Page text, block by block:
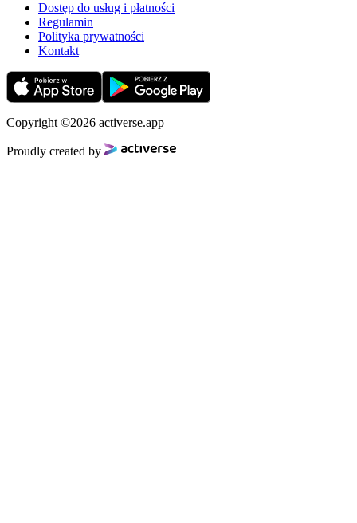
Dostęp do usług i płatności
Regulamin
Polityka prywatności
Kontakt
Copyright ©2026 activerse.app
Proudly created by